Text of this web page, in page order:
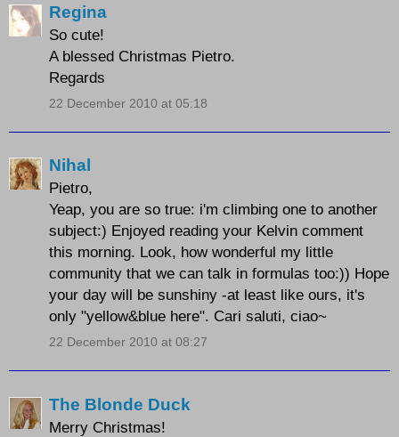
Regina
So cute!
A blessed Christmas Pietro.
Regards
22 December 2010 at 05:18
Nihal
Pietro,
Yeap, you are so true: i'm climbing one to another
subject:) Enjoyed reading your Kelvin comment
this morning. Look, how wonderful my little
community that we can talk in formulas too:)) Hope
your day will be sunshiny -at least like ours, it's
only "yellow&blue here". Cari saluti, ciao~
22 December 2010 at 08:27
The Blonde Duck
Merry Christmas!